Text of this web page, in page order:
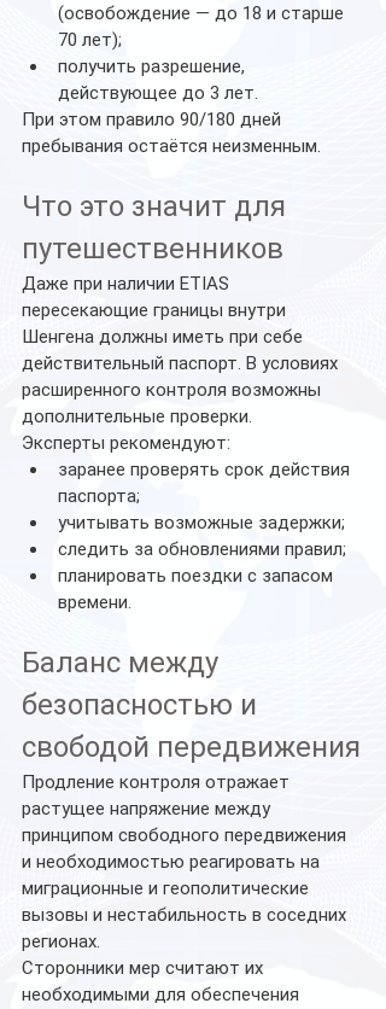
(освобождение — до 18 и старше
70 лет);
получить разрешение,
действующее до 3 лет.
При этом правило 90/180 дней
пребывания остаётся неизменным.
Что это значит для
путешественников
Даже при наличии ETIAS
пересекающие границы внутри
Шенгена должны иметь при себе
действительный паспорт. В условиях
расширенного контроля возможны
дополнительные проверки.
Эксперты рекомендуют:
заранее проверять срок действия
паспорта;
учитывать возможные задержки;
следить за обновлениями правил;
планировать поездки с запасом
времени.
Баланс между
безопасностью и
свободой передвижения
Продление контроля отражает
растущее напряжение между
принципом свободного передвижения
и необходимостью реагировать на
миграционные и геополитические
вызовы и нестабильность в соседних
регионах.
Сторонники мер считают их
необходимыми для обеспечения